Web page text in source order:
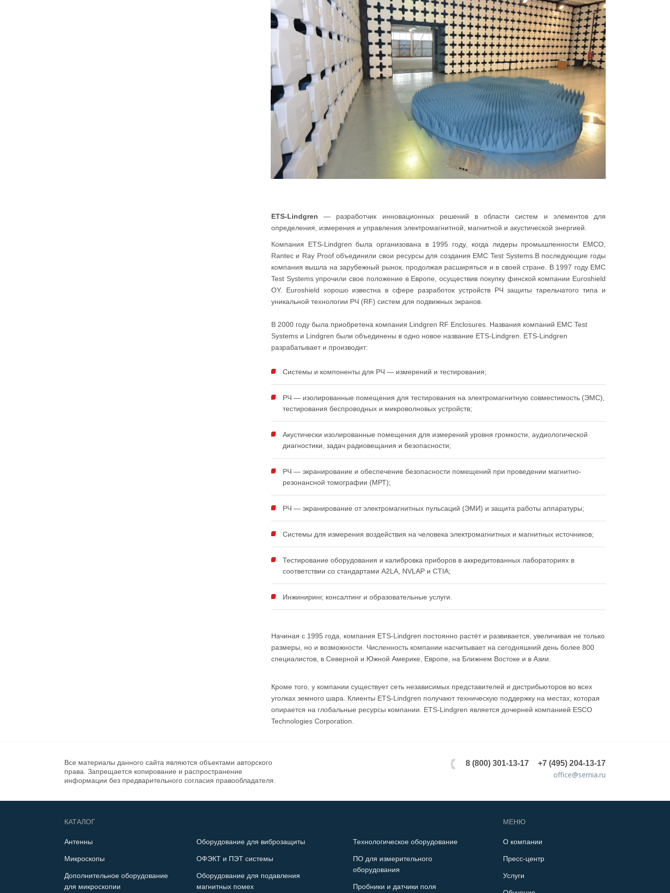
ETS-Lindgren— разработчик инновационных решений в области систем и элементов для
определения, измерения и управления электромагнитной, магнитной и акустической энергией.
Компания ETS-Lindgren была организована в 1995 году, когда лидеры промышленности EMCO,
Rantec и Ray Proof объединили свои ресурсы для создания EMC Test Systems.В последующие годы
компания вышла на зарубежный рынок, продолжая расширяться и в своей стране. В 1997 году EMC
Test Systems упрочили свое положение в Европе, осуществив покупку финской компании Euroshield
OY. Euroshield хорошо известна в сфере разработок устройств РЧ защиты тарельчатого типа и
уникальной технологии РЧ (RF) систем для подвижных экранов.
В 2000 году была приобретена компания Lindgren RF Enclosures. Названия компаний EMC Test
Systems и Lindgren были объединены в одно новое название ETS-Lindgren. ETS-Lindgren
разрабатывает и производит:
Системы и компоненты для РЧ — измерений и тестирования;
РЧ — изолированные помещения для тестирования на электромагнитную совместимость (ЭМС),
тестирования беспроводных и микроволновых устройств;
Акустически изолированные помещения для измерений уровня громкости, аудиологической
диагностики, задач радиовещания и безопасности;
РЧ — экранирование и обеспечение безопасности помещений при проведении магнитно-
резонансной томографии (МРТ);
РЧ — экранирование от электромагнитных пульсаций (ЭМИ) и защита работы аппаратуры;
Системы для измерения воздействия на человека электромагнитных и магнитных источников;
Тестирование оборудования и калибровка приборов в аккредитованных лабораториях в
соответствии со стандартами A2LA, NVLAP и CTIA;
Инжиниринг, консалтинг и образовательные услуги.
Начиная с 1995 года, компания ETS-Lindgren постоянно растёт и развивается, увеличивая не только
размеры, но и возможности. Численность компании насчитывает на сегодняшний день более 800
специалистов, в Северной и Южной Америке, Европе, на Ближнем Востоке и в Азии.
Кроме того, у компании существует сеть независимых представителей и дистрибьюторов во всех
уголках земного шара. Клиенты ETS-Lindgren получают техническую поддержку на местах, которая
опирается на глобальные ресурсы компании. ETS-Lindgren является дочерней компанией ESCO
Technologies Corporation.
Все материалы данного сайта являются объектами авторского
права. Запрещается копирование и распространение
информации без предварительного согласия правообладателя.
+7 (495) 204-13-17
8 (800) 301-13-17
office@sernia.ru
КАТАЛОГ
Антенны
Микроскопы
Дополнительное оборудование
для микроскопии
Оборудование для виброзащиты
ОФЭКТ и ПЭТ системы
Оборудование для подавления
магнитных помех
Технологическое оборудование
ПО для измерительного
оборудования
Пробники и датчики поля
МЕНЮ
О компании
Пресс-центр
Услуги